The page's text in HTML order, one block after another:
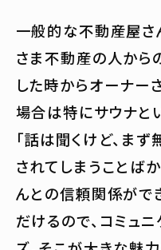
一般的な不動産屋さ
さま不動産の人から
した時からオーナー
場合は特にサウナと
「話は聞くけど、ま
されてしまうことば
んとの信頼関係がで
だけるので、コミュ